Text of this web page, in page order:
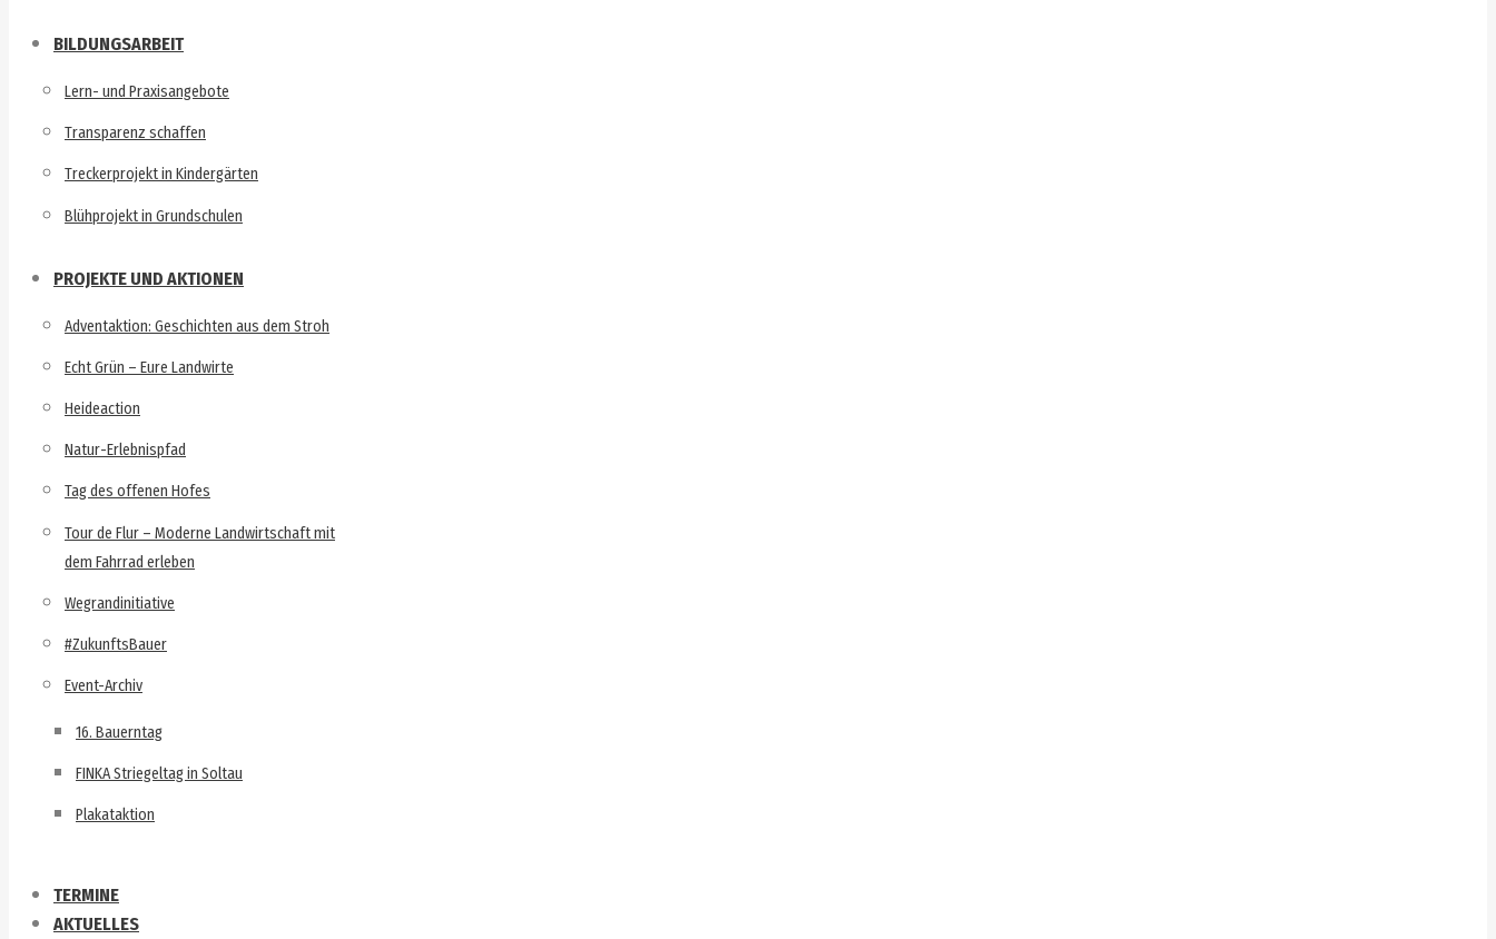
BILDUNGSARBEIT
Lern- und Praxisangebote
Transparenz schaffen
Treckerprojekt in Kindergärten
Blühprojekt in Grundschulen
PROJEKTE UND AKTIONEN
Adventaktion: Geschichten aus dem Stroh
Echt Grün – Eure Landwirte
Heideaction
Natur-Erlebnispfad
Tag des offenen Hofes
Tour de Flur – Moderne Landwirtschaft mit
dem Fahrrad erleben
Wegrandinitiative
#ZukunftsBauer
Event-Archiv
16. Bauerntag
FINKA Striegeltag in Soltau
Plakataktion
TERMINE
AKTUELLES